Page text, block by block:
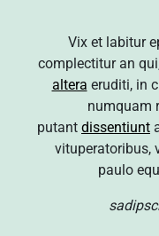
Vix et labitur
complectitur an
altera eruditi, in
numquam
putant dissentiunt
vituperatoribus,
paulo